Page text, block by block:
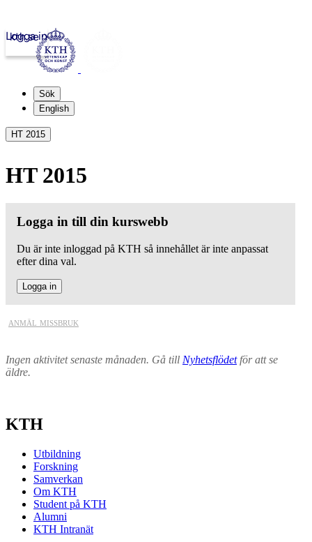
kth.se
Logga in
Sök
English
HT 2015
HT 2015
Logga in till din kurswebb
Du är inte inloggad på KTH så innehållet är inte anpassat
efter dina val.
Logga in
anmäl missbruk
Ingen aktivitet senaste månaden. Gå till Nyhetsflödetför att se
äldre.
KTH
Utbildning
Forskning
Samverkan
Om KTH
Student på KTH
Alumni
KTH Intranät